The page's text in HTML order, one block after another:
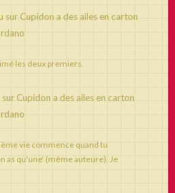
sur Cupidon a des ailes en carton
les deux premiers.
sur Cupidon a des ailes en carton
vie commence quand tu
as qu'une' (même auteure). Je